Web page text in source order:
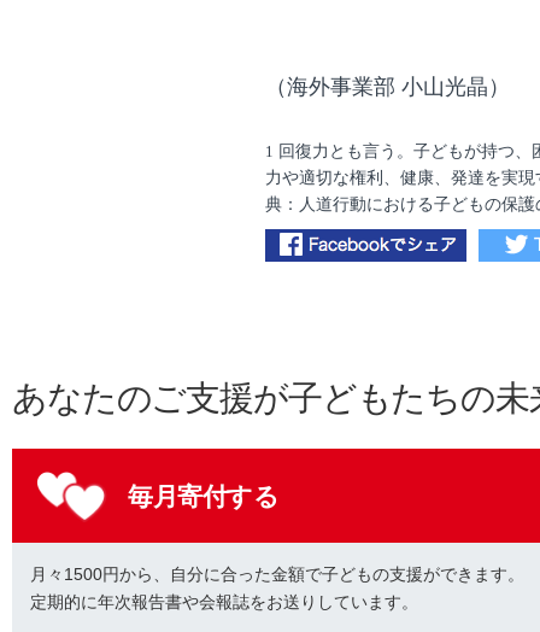
（海外事業部 小山光晶）
1 回復力とも言う。子どもが持つ
力や適切な権利、健康、発達を実
典：人道行動における子どもの保
あなたのご支援が子どもたちの
毎月寄付する
月々1500円から、自分に合った金額で子どもの支援ができます。
定期的に年次報告書や会報誌をお送りしています。